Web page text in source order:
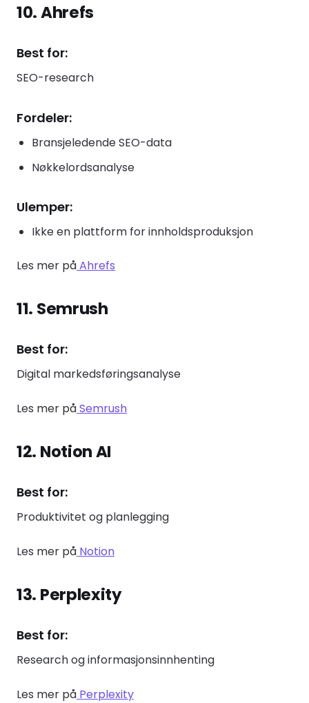
10. Ahrefs
Best for:
SEO-research
Fordeler:
Bransjeledende SEO-data
Nøkkelordsanalyse
Ulemper:
Ikke en plattform for innholdsproduksjon
Les mer påAhrefs
11. Semrush
Best for:
Digital markedsføringsanalyse
Les mer påSemrush
12. Notion AI
Best for:
Produktivitet og planlegging
Les mer på Notion
13. Perplexity
Best for:
Research og informasjonsinnhenting
Les mer på Perplexity